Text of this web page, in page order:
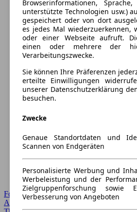
Forum Startseite
Alle Auto-Foren
Browserinformationen,
unterstützte Technologien usw.)
gespeichert oder von dort
es jedes Mal wiederzuerkennen,
oder einer Webseite aufruft.
einen oder mehrere der
Verarbeitungszwecke.
Sie können Ihre Präferenzen
erteilte Einwilligungen
unserer Datenschutzerklärung
besuchen.
Zwecke
Genaue Standortdaten und
Scannen von Endgeräten
Personalisierte Werbung und
Werbeleistung und der
Zielgruppenforschung sowie
Verbesserung von Angeboten